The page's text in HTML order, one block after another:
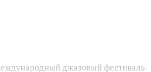
джазовый фестиваль